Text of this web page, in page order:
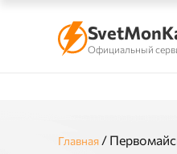
Официальный
Главная /